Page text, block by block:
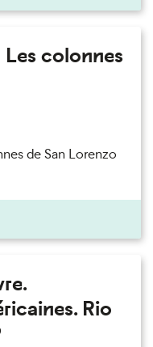
colonnes
de San Lorenzo
Rio